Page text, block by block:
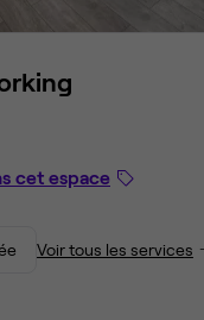
cet espace
Voir tous les services